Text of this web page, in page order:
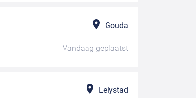
Gouda
Vandaag geplaatst
Lelystad